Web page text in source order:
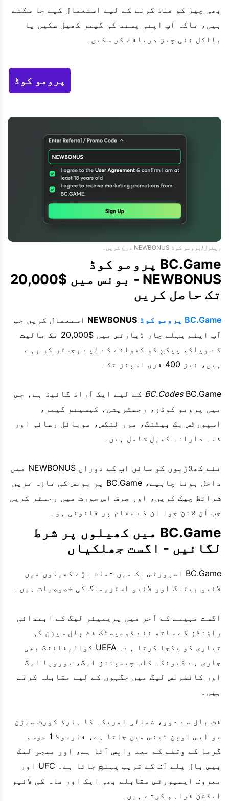
بھی چیز کو فنڈ کرنے کے لیے استعمال کیے جا سکتے
ہیں، تاکہ آپ اپنی پسند کی گیمز کھیل سکیں یا
بالکل نئی چیز دریافت کر سکیں۔
پرومو کوڈ
ریفرل/پرومو کوڈ NEWBONUS درج کریں۔
BC.Game پرومو کوڈ
NEWBONUS - بونس میں $20,000
تک حاصل کریں
BC.Game پرومو کوڈ NEWBONUS استعمال کریں جب
آپ اپنے پہلے چار ڈپازٹس میں $20,000 تک مالیت
کے ویلکم پیکج کو کھولنے کے لیے رجسٹر کر رہے
ہیں، نیز 400 فری اسپنز تک۔
BC.Codes BC.Game کے لیے ایک آزاد گائیڈ ہے، جس
میں پرومو کوڈز، رجسٹریشن، کیسینو گیمز،
اسپورٹس بک بیٹنگ، مرر لنکس، موبائل رسائی اور
ذمہ دارانہ کھیل شامل ہیں۔
نئے کھلاڑیوں کو سائن اپ کے دوران NEWBONUS میں
داخل ہونا چاہیے، BC.Game پر بونس کی تازہ ترین
شرائط چیک کریں، اور صرف اس صورت میں رجسٹر کریں
جب آن لائن جوا ان کے مقام پر قانونی ہو۔
BC.Game میں کھیلوں پر شرط
لگائیں - اگست جھلکیاں
BC.Game اسپورٹس بک میں تمام بڑے کھیلوں میں
لائیو بیٹنگ اور لائیو اسٹریمنگ کی خصوصیات ہیں۔
اگست مہینے کے آخر میں پریمیئر لیگ کے ابتدائی
راؤنڈز کے ساتھ نئے ڈومیسٹک فٹ بال سیزن کی
تیاری کو یکجا کرتا ہے۔ UEFA کوالیفائنگ بھی
جاری ہے کیونکہ کلب چیمپئنز لیگ، یوروپا لیگ
اور کانفرنس لیگ میں جگہوں کے لیے مقابلہ کرتے
ہیں۔
فٹ بال سے دور، شمالی امریکہ کا ہارڈ کورٹ سیزن
یو ایس اوپن ٹینس میں جاتا ہے، فارمولا 1 موسم
گرما کے وقفے کے بعد واپس آتا ہے، اور میجر لیگ
بیس بال پلے آف کے قریب پہنچ جاتا ہے۔ UFC اور
معروف ایسپورٹس مقابلے بھی ایک اور ماہ کی لائیو
ایکشن فراہم کرتے ہیں۔